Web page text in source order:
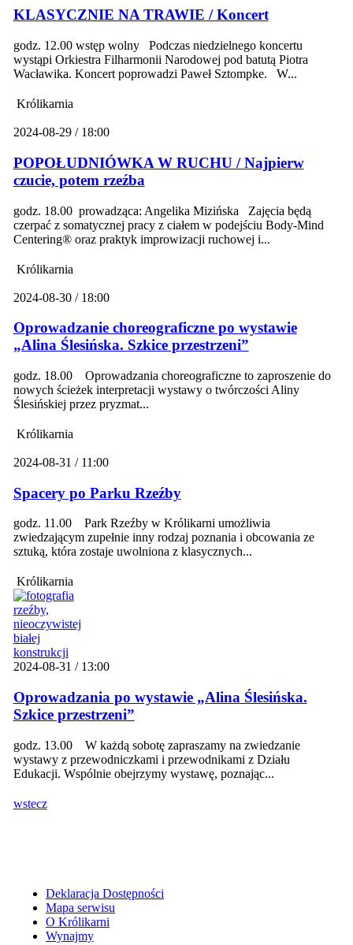
KLASYCZNIE NA TRAWIE / Koncert
godz. 12.00 wstęp wolny Podczas niedzielnego koncertu
wystąpi Orkiestra Filharmonii Narodowej pod batutą Piotra
Wacławika. Koncert poprowadzi Paweł Sztompke. W...
Królikarnia
2024-08-29 / 18:00
POPOŁUDNIÓWKA W RUCHU / Najpierw
czucie, potem rzeźba
godz. 18.00 prowadząca: Angelika Mizińska Zajęcia będą
czerpać z somatycznej pracy z ciałem w podejściu Body-Mind
Centering® oraz praktyk improwizacji ruchowej i...
Królikarnia
2024-08-30 / 18:00
Oprowadzanie choreograficzne po wystawie
„Alina Ślesińska. Szkice przestrzeni”
godz. 18.00 Oprowadzania choreograficzne to zaproszenie do
nowych ścieżek interpretacji wystawy o twórczości Aliny
Ślesińskiej przez pryzmat...
Królikarnia
2024-08-31 / 11:00
Spacery po Parku Rzeźby
godz. 11.00 Park Rzeźby w Królikarni umożliwia
zwiedzającym zupełnie inny rodzaj poznania i obcowania ze
sztuką, która zostaje uwolniona z klasycznych...
Królikarnia
2024-08-31 / 13:00
Oprowadzania po wystawie „Alina Ślesińska.
Szkice przestrzeni”
godz. 13.00 W każdą sobotę zapraszamy na zwiedzanie
wystawy z przewodniczkami i przewodnikami z Działu
Edukacji. Wspólnie obejrzymy wystawę, poznając...
wstecz
Deklaracja Dostępności
Mapa serwisu
O Królikarni
Wynajmy